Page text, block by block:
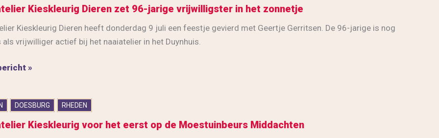
Kieskleurig Dieren zet 96-jarige vrijwilligster in het zonnetje
Kieskleurig Dieren heeft donderdag 9 juli een feestje gevierd met Geertje Gerritsen. De 96-jarige is nog
vrijwilliger actief bij het naaiatelier in het Duynhuis.
»
DOESBURG RHEDEN
Kieskleurig voor het eerst op de Moestuinbeurs Middachten